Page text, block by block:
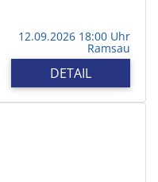
12.09.2026 18:00 Uhr
Ramsau
DETAIL